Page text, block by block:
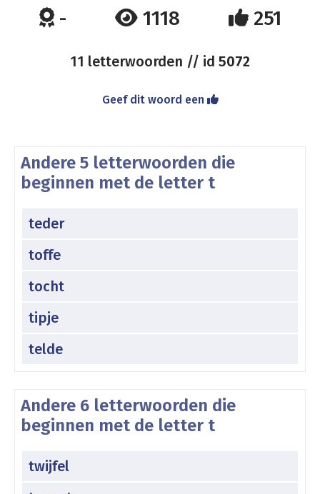
- 1118 251
11 letterwoorden // id 5072
Geef dit woord een
Andere 5 letterwoorden die
beginnen met de letter t
teder
toffe
tocht
tipje
telde
Andere 6 letterwoorden die
beginnen met de letter t
twijfel